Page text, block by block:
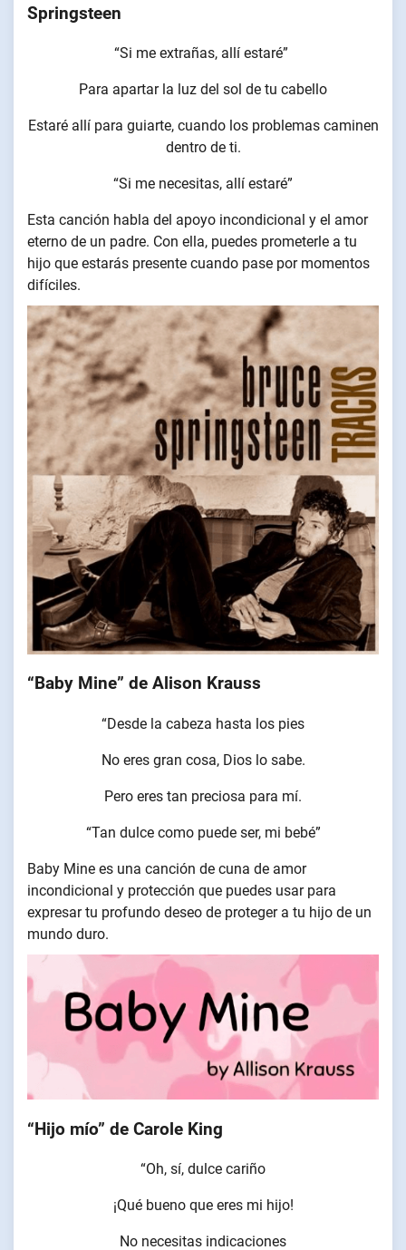
Springsteen
“Si me extrañas, allí estaré”
Para apartar la luz del sol de tu cabello
Estaré allí para guiarte, cuando los problemas caminen
dentro de ti.
“Si me necesitas, allí estaré”
Esta canción habla del apoyo incondicional y el amor
eterno de un padre. Con ella, puedes prometerle a tu
hijo que estarás presente cuando pase por momentos
difíciles.
“Baby Mine” de Alison Krauss
“Desde la cabeza hasta los pies
No eres gran cosa, Dios lo sabe.
Pero eres tan preciosa para mí.
“Tan dulce como puede ser, mi bebé”
Baby Mine es una canción de cuna de amor
incondicional y protección que puedes usar para
expresar tu profundo deseo de proteger a tu hijo de un
mundo duro.
“Hijo mío” de Carole King
“Oh, sí, dulce cariño
¡Qué bueno que eres mi hijo!
No necesitas indicaciones